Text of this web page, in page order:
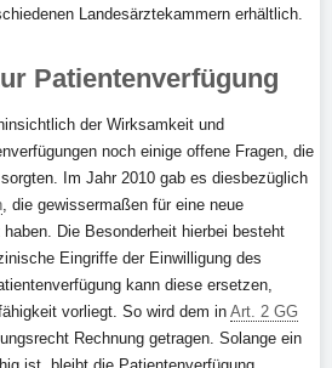
Landesärztekammern erhältlich.
Patientenverfügung
der Wirksamkeit und
noch einige offene Fragen, die
Im Jahr 2010 gab es diesbezüglich
, die gewissermaßen für eine neue
Die Besonderheit hierbei besteht
Eingriffe der Einwilligung des
kann diese ersetzen,
vorliegt. So wird dem in Art. 2 GG
Rechnung getragen. Solange ein